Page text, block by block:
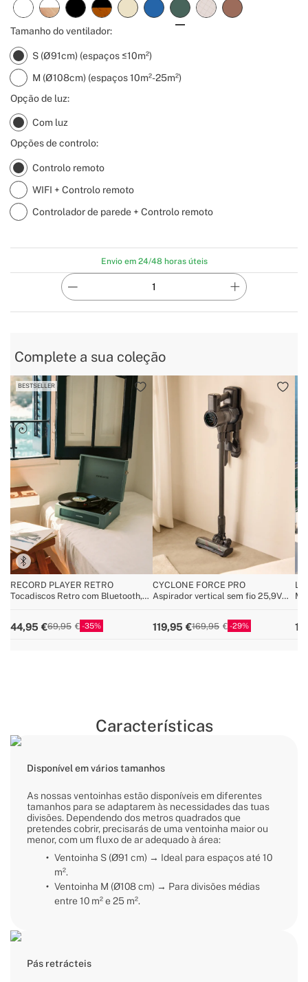
Tamanho do ventilador:
S (Ø91cm) (espaços ≤10m²)
M (Ø108cm) (espaços 10m²-25m²)
Opção de luz:
Com luz
Opções de controlo:
Controlo remoto
WIFI + Controlo remoto
Controlador de parede + Controlo remoto
Envio em 24/48 horas úteis
Complete a sua coleção
BESTSELLER
RECORD PLAYER RETRO
Tocadiscos Retro com Bluetooth,
44,95 69,95 35
CYCLONE FORCE PRO
Aspirador vertical sem fio 25,9V
119,95 169,95 29
Características
Disponível em vários tamanhos
As nossas ventoinhas estão disponíveis em diferentes
tamanhos para se adaptarem às necessidades das tuas
divisões. Dependendo dos metros quadrados que
pretendes cobrir, precisarás de uma ventoinha maior ou
menor, com um fluxo de ar adequado à área:
Ventoinha S (Ø91 cm) → Ideal para espaços até 10
m².
Ventoinha M (Ø108 cm) → Para divisões médias
entre 10 m² e 25 m².
Pás retrácteis